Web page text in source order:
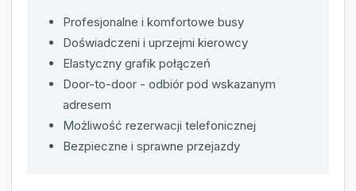
Profesjonalne i komfortowe busy
Doświadczeni i uprzejmi kierowcy
Elastyczny grafik połączeń
Door-to-door - odbiór pod wskazanym
adresem
Możliwość rezerwacji telefonicznej
Bezpieczne i sprawne przejazdy